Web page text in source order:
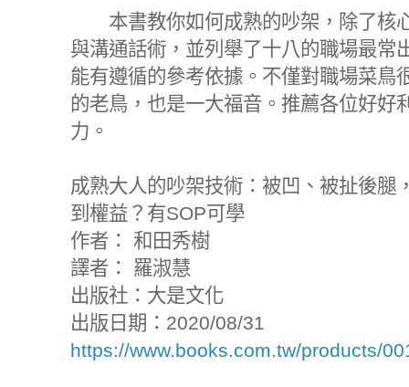
本書教你如何成熟的吵架，除了核
與溝通話術，並列舉了十八的職場最常
能有遵循的參考依據。不僅對職場菜鳥
的老鳥，也是一大福音。推薦各位好好
力。
成熟大人的吵架技術：被凹、被扯後
到權益？有SOP可學
作者： 和田秀樹
譯者： 羅淑慧
出版社：大是文化
出版日期：2020/08/31
https://www.books.com.tw/products/